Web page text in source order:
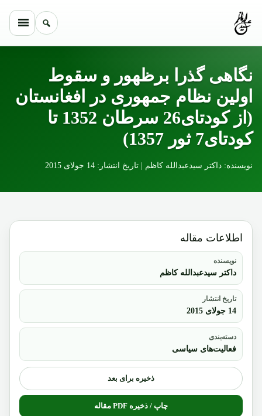
نگاهی گذرا برظهور و سقوط
اولین نظام جمهوری در افغانستان
(از کودتای26 سرطان 1352 تا
کودتای7 ثور 1357)
نویسنده: داکتر سیدعبدالله کاظم | تاریخ انتشار: 14 جولای 2015
اطلاعات مقاله
نویسنده
داکتر سیدعبدالله کاظم
تاریخ انتشار
14 جولای 2015
دسته‌بندی
فعالیت‌های سیاسی
ذخیره برای بعد
چاپ / ذخیره PDF مقاله